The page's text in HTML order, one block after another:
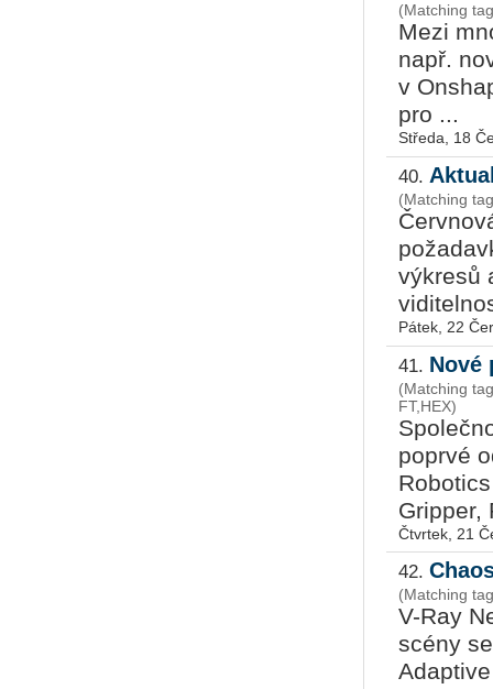
(Matching
Mezi
např.
v
pro ...
Středa, 18
40.
(Matching
výkresů
Pátek, 22
41. Nové
(Matching
FT,HEX)
poprvé
Gripper,
Čtvrtek, 21
42.
(Matching
V-Ray
scény